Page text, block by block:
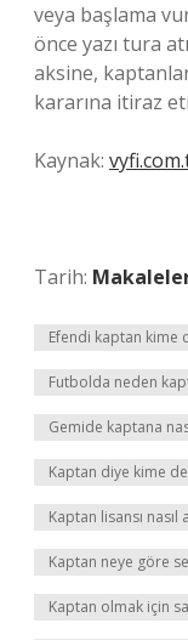
veya başlama
önce yazı tura
aksine,
kararına itiraz
Kaynak:
Tarih:
Efendi kaptan kime
Futbolda neden
Gemide kaptana
Kaptan diye kime
Kaptan lisansı nasıl
Kaptan neye göre
Kaptan olmak için